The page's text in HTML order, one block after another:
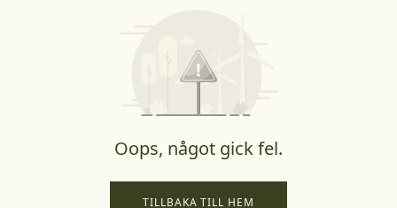
Oops, något gick fel.
TILLBAKA TILL HEM